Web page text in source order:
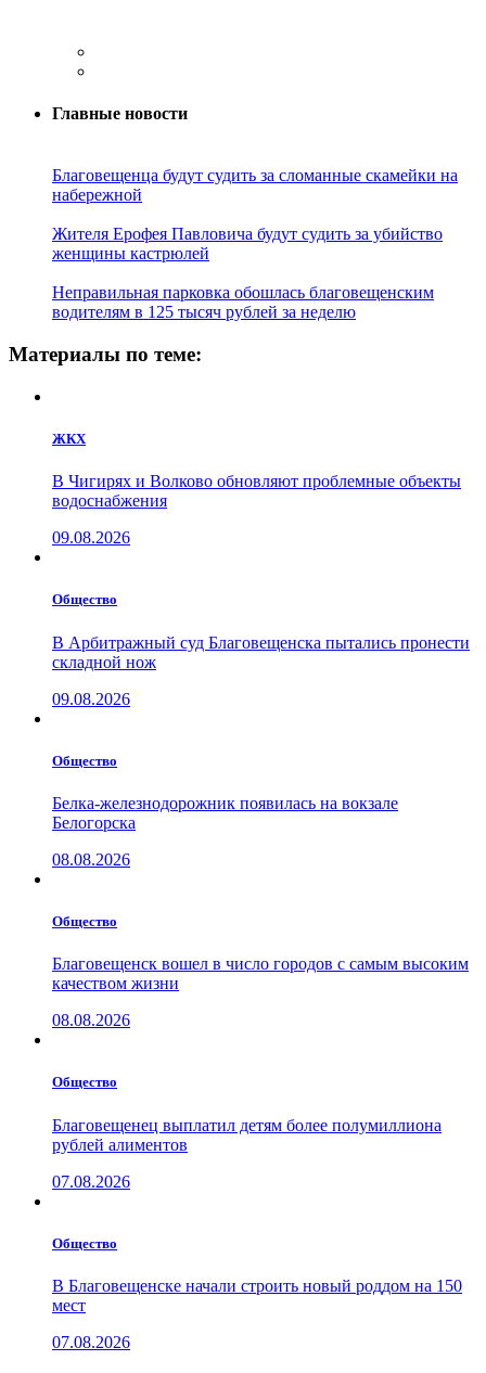
Главные новости
Благовещенца будут судить за сломанные скамейки на
набережной
Жителя Ерофея Павловича будут судить за убийство
женщины кастрюлей
Неправильная парковка обошлась благовещенским
водителям в 125 тысяч рублей за неделю
Материалы по теме:
ЖКХ
В Чигирях и Волково обновляют проблемные объекты
водоснабжения
09.08.2026
Общество
В Арбитражный суд Благовещенска пытались пронести
складной нож
09.08.2026
Общество
Белка-железнодорожник появилась на вокзале
Белогорска
08.08.2026
Общество
Благовещенск вошел в число городов с самым высоким
качеством жизни
08.08.2026
Общество
Благовещенец выплатил детям более полумиллиона
рублей алиментов
07.08.2026
Общество
В Благовещенске начали строить новый роддом на 150
мест
07.08.2026